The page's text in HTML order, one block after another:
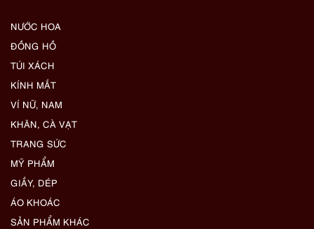
NƯỚC HOA
ĐỒNG HỒ
TÚI XÁCH
KÍNH MẮT
VÍ NỮ, NAM
KHĂN, CÀ VẠT
TRANG SỨC
MỸ PHẨM
GIẦY, DÉP
ÁO KHOÁC
SẢN PHẨM KHÁC